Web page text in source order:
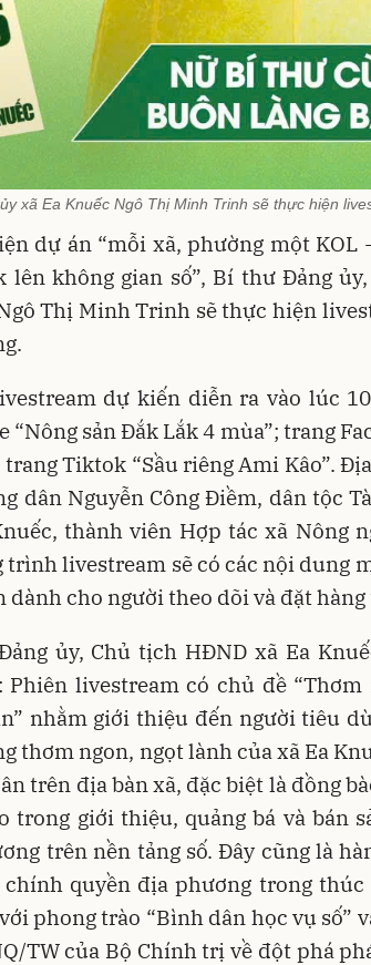
xã Ea Knuếc Ngô Thị Minh Trinh sẽ thực hiện
dự án “mỗi xã, phường một KOL
lên không gian số”, Bí thư Đảng
Thị Minh Trinh sẽ thực hiện
dự kiến diễn ra vào lúc
“Nông sản Đắk Lắk 4 mùa”; trang
trang Tiktok “Sầu riêng Ami Kâo”.
dân Nguyễn Công Điềm, dân tộc
thành viên Hợp tác xã Nông
trình livestream sẽ có các nội dung
dành cho người theo dõi và đặt
ủy, Chủ tịch HĐND xã Ea
Phiên livestream có chủ đề
nhằm giới thiệu đến người tiêu
thơm ngon, ngọt lành của xã Ea
trên địa bàn xã, đặc biệt là đồng
trong giới thiệu, quảng bá và bán
trên nền tảng số. Đây cũng là
chính quyền địa phương trong
phong trào “Bình dân học vụ số”
TW của Bộ Chính trị về đột phá